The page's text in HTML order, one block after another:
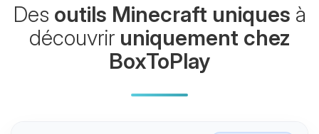
Des outils Minecraft uniques à
découvrir uniquement chez
BoxToPlay